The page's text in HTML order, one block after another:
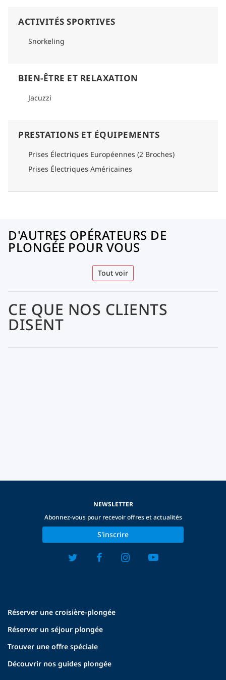
ACTIVITÉS SPORTIVES
Snorkeling
BIEN-ÊTRE ET RELAXATION
Jacuzzi
PRESTATIONS ET ÉQUIPEMENTS
Prises Électriques Européennes (2 Broches)
Prises Électriques Américaines
D'AUTRES OPÉRATEURS DE
PLONGÉE POUR VOUS
Tout voir
CE QUE NOS CLIENTS
DISENT
Réserver une croisière-plongée
Réserver un séjour plongée
Trouver une offre spéciale
Découvrir nos guides plongée
NEWSLETTER
Abonnez-vous pour recevoir offres et actualités
S'inscrire